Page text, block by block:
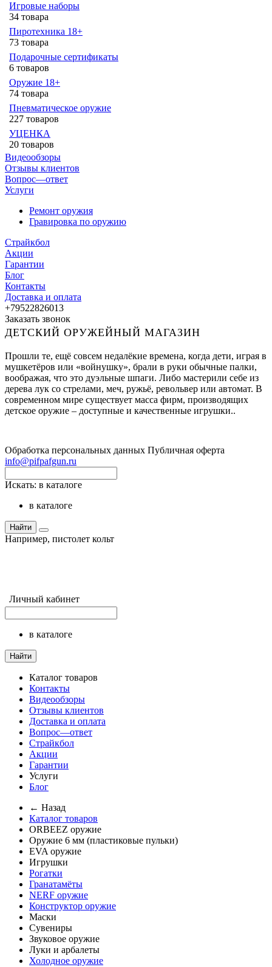
Игровые наборы
34 товара
Пиротехника 18+
73 товара
Подарочные сертификаты
6 товаров
Оружие 18+
74 товара
Пневматическое оружие
227 товаров
УЦЕНКА
20 товаров
Видеообзоры
Отзывы клиентов
Вопрос—ответ
Услуги
Ремонт оружия
Гравировка по оружию
Страйкбол
Акции
Гарантии
Блог
Контакты
Доставка и оплата
+79522826013
Заказать звонок
ДЕТСКИЙ ОРУЖЕЙНЫЙ МАГАЗИН
Прошли те, ещё совсем недалёкие времена, когда дети, играя в
мушкетёров или «войнушку», брали в руки обычные палки,
воображая, что это дуэльные шпаги. Либо мастерили себе из
дерева лук со стрелами, меч, ружьё, револьвер или автомат. В
современном мире существует масса фирм, производящих
детское оружие – доступные и качественные игрушки..
Обработка персональных данных Публичная оферта
info@pifpafgun.ru
Искать: в каталоге
в каталоге
Найти
Например, пистолет кольт
Личный кабинет
в каталоге
Найти
Каталог товаров
Контакты
Видеообзоры
Отзывы клиентов
Доставка и оплата
Вопрос—ответ
Страйкбол
Акции
Гарантии
Услуги
Блог
← Назад
Каталог товаров
ORBEEZ оружие
Оружие 6 мм (пластиковые пульки)
EVA оружие
Игрушки
Рогатки
Гранатамёты
NERF оружие
Конструктор оружие
Маски
Сувениры
Звуковое оружие
Луки и арбалеты
Холодное оружие